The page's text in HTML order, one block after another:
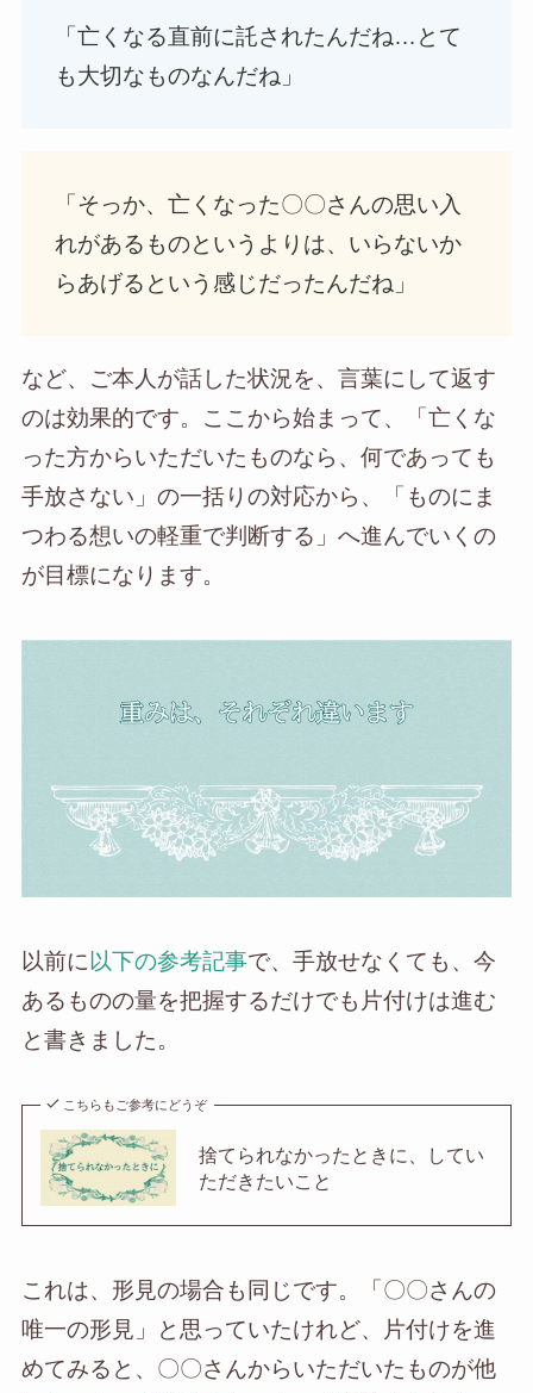
「亡くなる直前に託されたんだね…とて
も大切なものなんだね」
「そっか、亡くなった〇〇さんの思い入
れがあるものというよりは、いらないか
らあげるという感じだったんだね」
など、ご本人が話した状況を、言葉にして返す
のは効果的です。ここから始まって、「亡くな
った方からいただいたものなら、何であっても
手放さない」の一括りの対応から、「ものにま
つわる想いの軽重で判断する」へ進んでいくの
が目標になります。
以前に以下の参考記事で、手放せなくても、今
あるものの量を把握するだけでも片付けは進む
と書きました。
こちらもご参考にどうぞ
捨てられなかったときに、してい
ただきたいこと
これは、形見の場合も同じです。「〇〇さんの
唯一の形見」と思っていたけれど、片付けを進
めてみると、〇〇さんからいただいたものが他